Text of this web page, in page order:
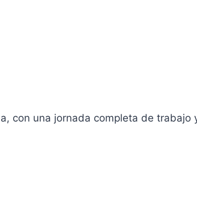
con una jornada completa de trabajo